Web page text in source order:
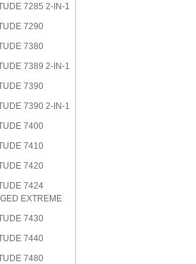
7285 2-IN-1
7290
7380
7389 2-IN-1
7390
7390 2-IN-1
7400
7410
7420
7424
EXTREME
7430
7440
7480